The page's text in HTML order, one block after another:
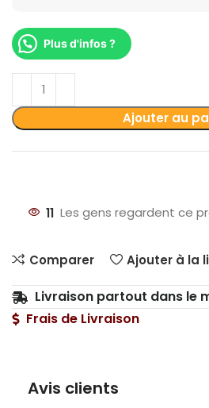
Plus d'infos ?
Ajouter au
11 Les gens regardent ce
Comparer Ajouter à la
Livraison partout dans le
Frais de Livraison
Avis clients